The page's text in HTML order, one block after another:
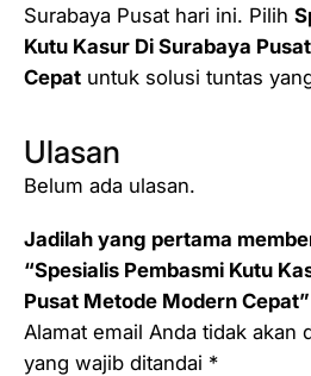
Surabaya Pusat hari ini. Pilih
Kutu Kasur Di Surabaya
Cepat untuk solusi tuntas
Ulasan
Belum ada ulasan.
Jadilah yang pertama
“Spesialis Pembasmi Kutu
Pusat Metode Modern Cepat”
Alamat email Anda tidak akan
yang wajib ditandai *